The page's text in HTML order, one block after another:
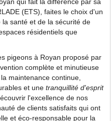
qui fait la différence par sa
(ETS), faites le choix d'un
santé et de la sécurité de
résidentiels que
pigeons à Royan proposé par
complète et minutieuse
maintenance continue,
et une tranquillité d'esprit
l'excellence de nos
de clients satisfaits qui ont
et éco-responsable pour la